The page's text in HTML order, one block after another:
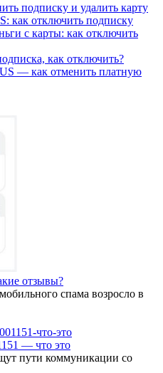
подписку и удалить карту
как отключить подписку
с карты: как отключить
как отключить?
— как отменить платную
отзывы?
спама возросло в
— что это
пути коммуникации со